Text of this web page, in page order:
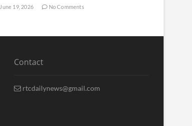
June 19, 2026 No Comments
Contact
rtcdailynews@gmail.com